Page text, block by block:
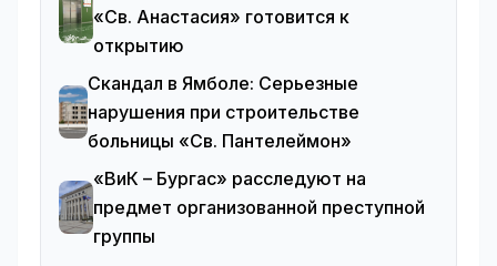
«Св. Анастасия» готовится к
открытию
Скандал в Ямболе: Серьезные
нарушения при строительстве
больницы «Св. Пантелеймон»
«ВиК – Бургас» расследуют на
предмет организованной преступной
группы